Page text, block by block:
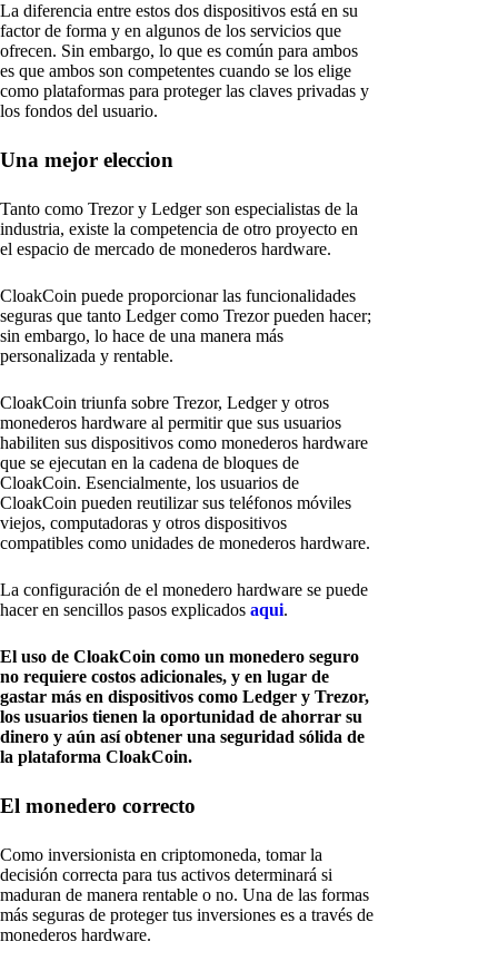
La diferencia entre estos dos dispositivos está en su
factor de forma y en algunos de los servicios que
ofrecen. Sin embargo, lo que es común para ambos
es que ambos son competentes cuando se los elige
como plataformas para proteger las claves privadas y
los fondos del usuario.
Una mejor eleccion
Tanto como Trezor y Ledger son especialistas de la
industria, existe la competencia de otro proyecto en
el espacio de mercado de monederos hardware.
CloakCoin puede proporcionar las funcionalidades
seguras que tanto Ledger como Trezor pueden hacer;
sin embargo, lo hace de una manera más
personalizada y rentable.
CloakCoin triunfa sobre Trezor, Ledger y otros
monederos hardware al permitir que sus usuarios
habiliten sus dispositivos como monederos hardware
que se ejecutan en la cadena de bloques de
CloakCoin. Esencialmente, los usuarios de
CloakCoin pueden reutilizar sus teléfonos móviles
viejos, computadoras y otros dispositivos
compatibles como unidades de monederos hardware.
La configuración de el monedero hardware se puede
hacer en sencillos pasos explicados aqui.
El uso de CloakCoin como un monedero seguro
no requiere costos adicionales, y en lugar de
gastar más en dispositivos como Ledger y Trezor,
los usuarios tienen la oportunidad de ahorrar su
dinero y aún así obtener una seguridad sólida de
la plataforma CloakCoin.
El monedero correcto
Como inversionista en criptomoneda, tomar la
decisión correcta para tus activos determinará si
maduran de manera rentable o no. Una de las formas
más seguras de proteger tus inversiones es a través de
monederos hardware.